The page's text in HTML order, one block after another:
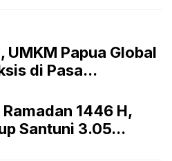
UMKM Papua Global
di Pasa...
1446 H,
Santuni 3.05...